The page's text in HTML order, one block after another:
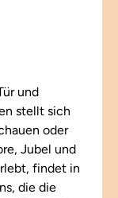
und
stellt sich
oder
Jubel und
findet in
die die